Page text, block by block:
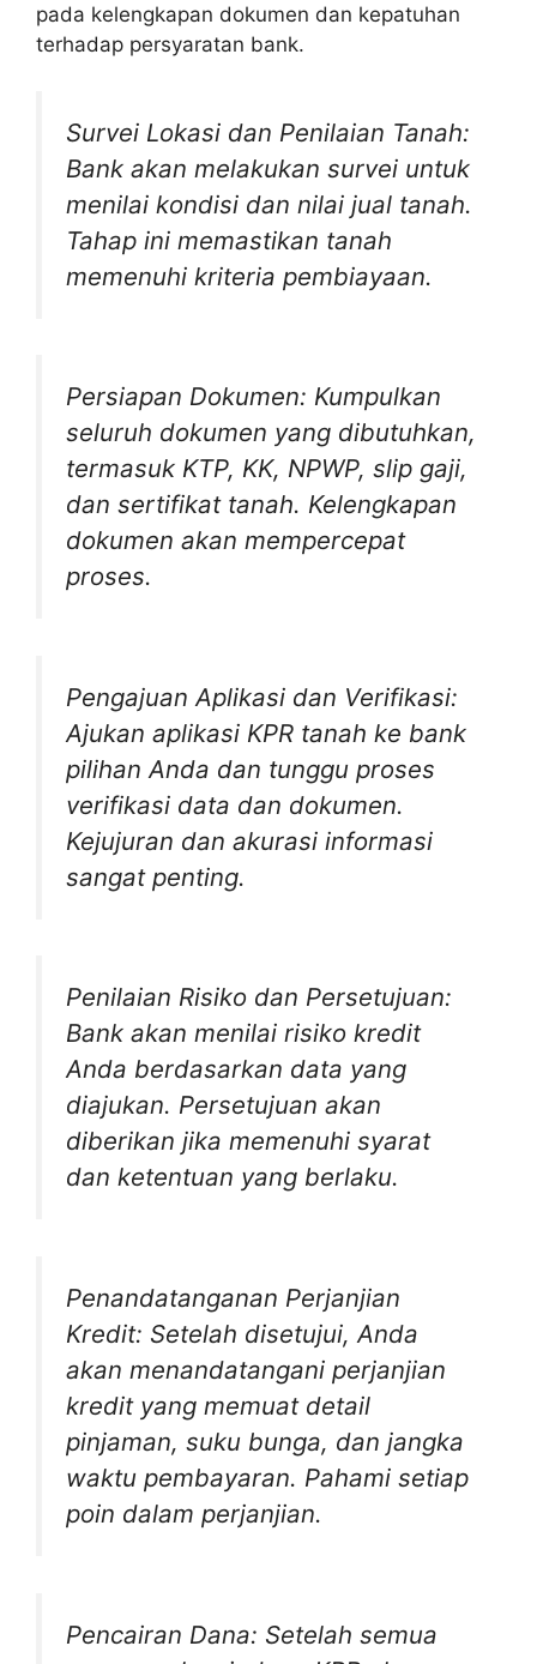
pada kelengkapan dokumen dan kepatuhan
terhadap persyaratan bank.
Survei Lokasi dan Penilaian Tanah:
Bank akan melakukan survei untuk
menilai kondisi dan nilai jual tanah.
Tahap ini memastikan tanah
memenuhi kriteria pembiayaan.
Persiapan Dokumen: Kumpulkan
seluruh dokumen yang dibutuhkan,
termasuk KTP, KK, NPWP, slip gaji,
dan sertifikat tanah. Kelengkapan
dokumen akan mempercepat
proses.
Pengajuan Aplikasi dan Verifikasi:
Ajukan aplikasi KPR tanah ke bank
pilihan Anda dan tunggu proses
verifikasi data dan dokumen.
Kejujuran dan akurasi informasi
sangat penting.
Penilaian Risiko dan Persetujuan:
Bank akan menilai risiko kredit
Anda berdasarkan data yang
diajukan. Persetujuan akan
diberikan jika memenuhi syarat
dan ketentuan yang berlaku.
Penandatanganan Perjanjian
Kredit: Setelah disetujui, Anda
akan menandatangani perjanjian
kredit yang memuat detail
pinjaman, suku bunga, dan jangka
waktu pembayaran. Pahami setiap
poin dalam perjanjian.
Pencairan Dana: Setelah semua